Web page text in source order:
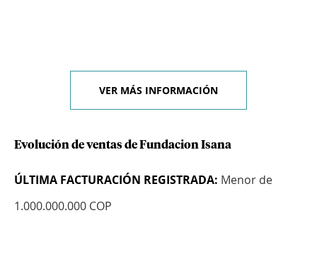
VER MÁS INFORMACIÓN
Evolución de ventas de Fundacion Isana
ÚLTIMA FACTURACIÓN REGISTRADA: Menor de
1.000.000.000 COP